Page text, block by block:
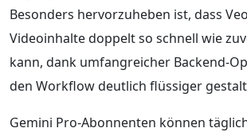
Besonders hervorzuheben ist, dass
Videoinhalte doppelt so schnell wie
kann, dank umfangreicher Backend-
den Workflow deutlich flüssiger
Gemini Pro-Abonnenten können